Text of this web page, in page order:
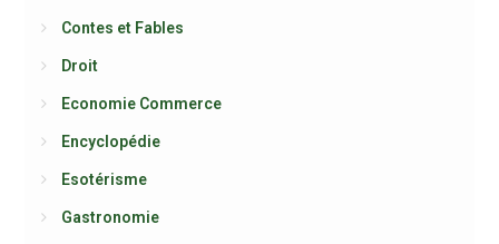
Contes et Fables
Droit
Economie Commerce
Encyclopédie
Esotérisme
Gastronomie